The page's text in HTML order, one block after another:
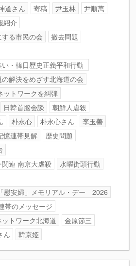
道さん 寄稿 尹玉林
尹順萬
紹介
る市民の会
撤去問題
・韓日歴史正義平和行動-
解決をめざす北海道の会
ットワークを糾弾
日韓首脳会談
朝鮮人虐殺
朴永心 朴永心さん
李玉善
憶連帯見解
歴史問題
連 南京大虐殺
水曜街頭行動
慰安婦」メモリアル・デー 2026
帯のメッセージ
トワーク北海道
金原節三
ん 韓京姫